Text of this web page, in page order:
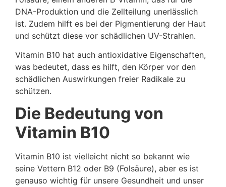
DNA-Produktion und die Zellteilung unerlässlich
ist. Zudem hilft es bei der Pigmentierung der Haut
und schützt diese vor schädlichen UV-Strahlen.
Vitamin B10 hat auch antioxidative Eigenschaften,
was bedeutet, dass es hilft, den Körper vor den
schädlichen Auswirkungen freier Radikale zu
schützen.
Die Bedeutung von
Vitamin B10
Vitamin B10 ist vielleicht nicht so bekannt wie
seine Vettern B12 oder B9 (Folsäure), aber es ist
genauso wichtig für unsere Gesundheit und unser